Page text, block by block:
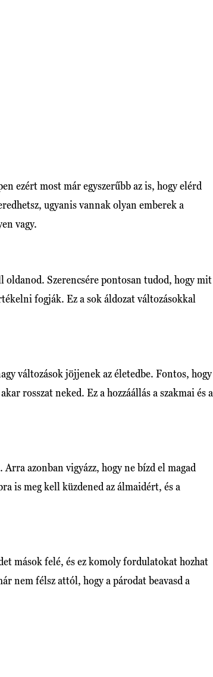
ezért most már egyszerűbb az is, hogy elérd
ugyanis vannak olyan emberek a
vagy.
oldanod. Szerencsére pontosan tudod, hogy mit
fogják. Ez a sok áldozat változásokkal
változások jöjjenek az életedbe. Fontos, hogy
rosszat neked. Ez a hozzáállás a szakmai és a
azonban vigyázz, hogy ne bízd el magad
is meg kell küzdened az álmaidért, és a
mások felé, és ez komoly fordulatokat hozhat
nem félsz attól, hogy a párodat beavasd a